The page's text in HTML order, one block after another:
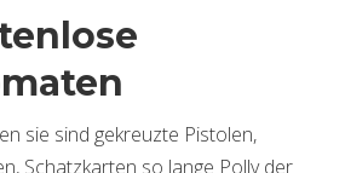
sie sind gekreuzte Pistolen,
Schatzkarten so lange Polly der